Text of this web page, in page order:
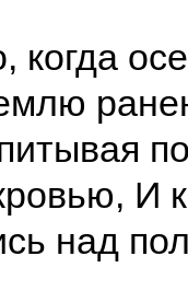
когда
И
над